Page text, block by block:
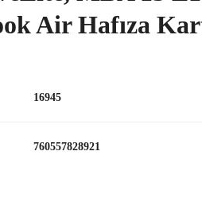
Air Hafıza
16945
760557828921